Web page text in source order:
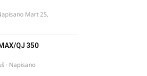
Mart 25,
QJ 350
· Napisano